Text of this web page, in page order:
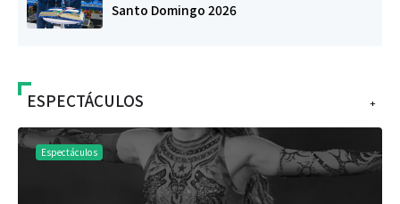
Santo Domingo 2026
+
ESPECTÁCULOS